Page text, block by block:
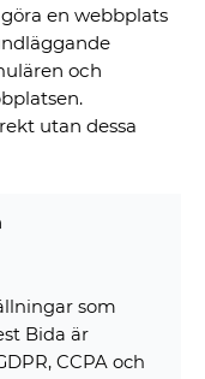
en webbplats
och
utan dessa
som
Bida är
CCPA och